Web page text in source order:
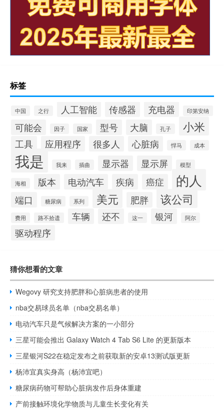
标签
中国 之行 人工智能 传感器 充电器 印第安纳
可能会 因子 国家 型号 大脑 孔子 小米
工具 应用程序 很多人 心脏病 悍马 成本
我是 我来 插曲 显示器 显示屏 模型
海相 版本 电动汽车 疾病 癌症 的人
端口 糖尿病 系列 美元 肥胖 该公司
费用 路不拾遗 车辆 还不 这一 银河 阿尔
驱动程序
猜你想看的文章
Wegovy 研究支持肥胖和心脏病患者的使用
nba交易球员名单（nba交易名单）
电动汽车只是气候解决方案的一小部分
三星可能会推出 Galaxy Watch 4 Tab S6 Lite 的更新版本
三星银河S22在稳定发布之前获取新的安卓13测试版更新
杨沛宜真实身高（杨沛宜吧）
糖尿病药物可帮助心脏病发作后身体重建
产前接触环境化学物质与儿童生长变化有关